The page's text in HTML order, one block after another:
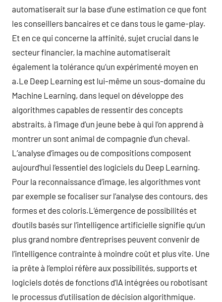
automatiserait sur la base d’une estimation ce que font
les conseillers bancaires et ce dans tous le game-play.
Et en ce qui concerne la affinité, sujet crucial dans le
secteur financier, la machine automatiserait
également la tolérance qu’un expérimenté moyen en
a.Le Deep Learning est lui-même un sous-domaine du
Machine Learning, dans lequel on développe des
algorithmes capables de ressentir des concepts
abstraits, à l’image d’un jeune bebe à qui l’on apprend à
montrer un sont animal de compagnie d’un cheval.
L’analyse d’images ou de compositions composent
aujourd’hui l’essentiel des logiciels du Deep Learning.
Pour la reconnaissance d’image, les algorithmes vont
par exemple se focaliser sur l’analyse des contours, des
formes et des coloris.L’émergence de possibilités et
d’outils basés sur l’intelligence artificielle signifie qu’un
plus grand nombre d’entreprises peuvent convenir de
l’intelligence contrainte à moindre coût et plus vite. Une
ia prête à l’emploi réfère aux possibilités, supports et
logiciels dotés de fonctions d’IA intégrées ou robotisant
le processus d’utilisation de décision algorithmique.